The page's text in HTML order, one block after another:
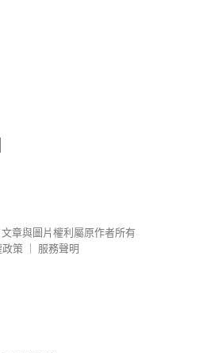
文章與圖片權利屬原作者所有
政策
服務聲明